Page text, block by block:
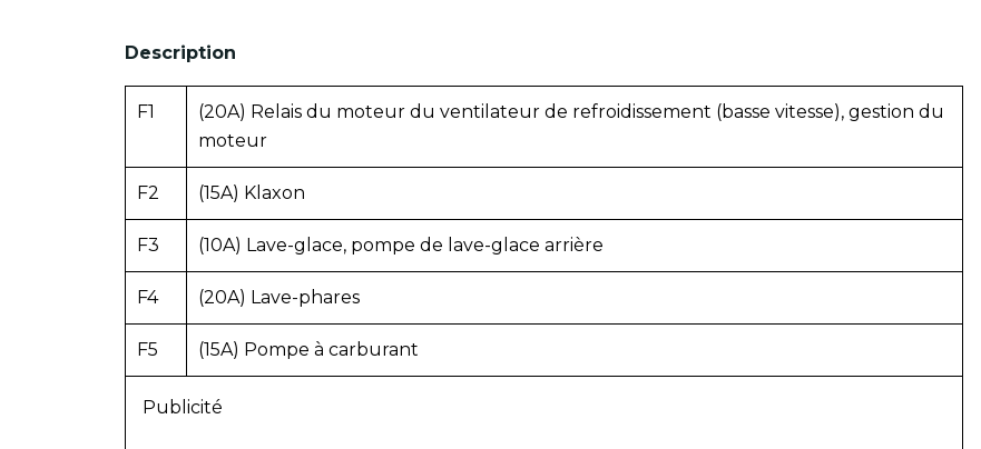
Description
F1
(20A) Relais du moteur du ventilateur de refroidissement (basse vitesse), gestion du
moteur
F2 (15A) Klaxon
F3 (10A) Lave-glace, pompe de lave-glace arrière
F4 (20A) Lave-phares
F5 (15A) Pompe à carburant
Publicité